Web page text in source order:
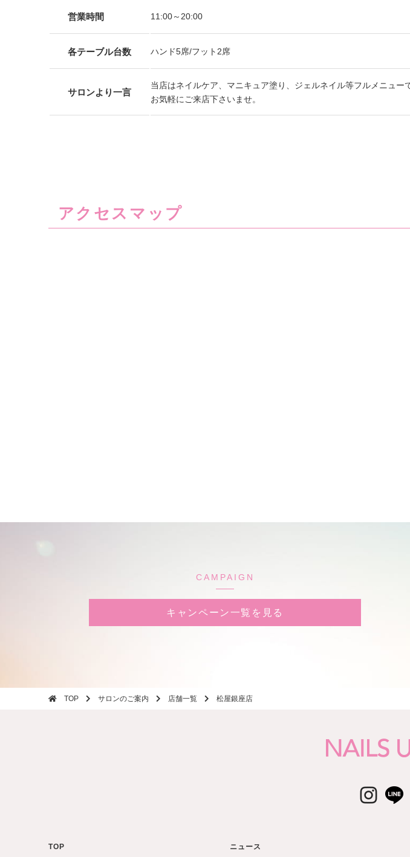
営業時間 11:00～20:00
各テーブル台数 ハンド5席/フット2席
サロンより一言
当店はネイルケア、マニキュア塗り、ジェルネイル等フルメニュ
お気軽にご来店下さいませ。
アクセスマップ
キャンペーン一覧を見る
TOP サロンのご案内 店舗一覧 松屋銀座店
TOP ニュース